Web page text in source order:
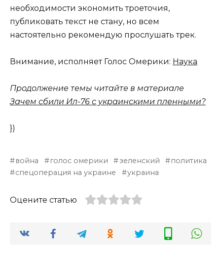
необходимости экономить троеточия,
публиковать текст не стану, но всем
настоятельно рекомендую прослушать трек.
Внимание, исполняет Голос Омерики: Наука
Продолжение темы читайте в материале
Зачем сбили Ил-76 с украинскими пленными?
})
война голос омерики зеленский
политика
спецоперация на украине
украина
Оцените статью